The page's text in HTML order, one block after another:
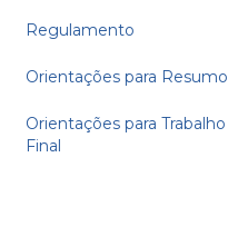
Regulamento
Orientações para Resumo
Orientações para Trabalho
Final